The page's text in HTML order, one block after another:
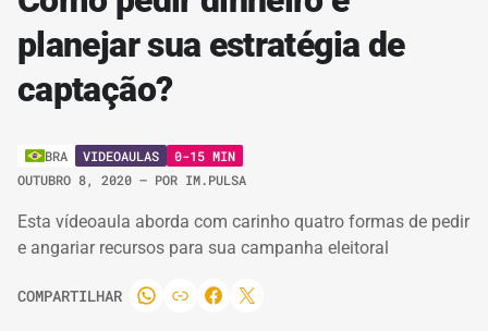
planejar sua estratégia de
captação?
BRA VIDEOAULAS
0-15 MIN
OUTUBRO 8, 2020 – POR IM.PULSA
Esta vídeoaula aborda com carinho quatro formas de pedir
e angariar recursos para sua campanha eleitoral
COMPARTILHAR